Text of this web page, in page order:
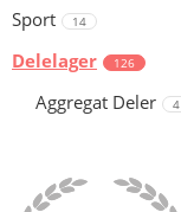
Sport 14
Delelager 126
Aggregat Deler 4